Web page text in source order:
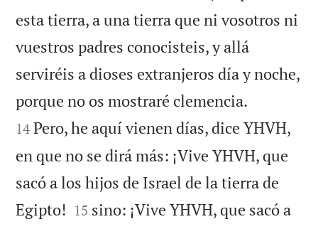
esta tierra, a una tierra que ni vosotros ni
vuestros padres conocisteis, y allá
serviréis a dioses extranjeros día y noche,
porque no os mostraré clemencia.
14 Pero, he aquí vienen días, dice YHVH,
en que no se dirá más: ¡Vive YHVH, que
sacó a los hijos de Israel de la tierra de
Egipto! 

15 sino: ¡Vive YHVH, que sacó a